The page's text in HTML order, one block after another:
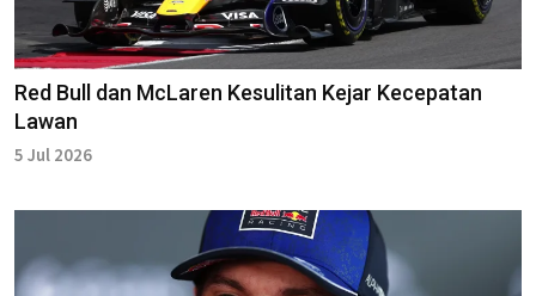
Red Bull dan McLaren Kesulitan Kejar Kecepatan
Lawan
5 Jul 2026